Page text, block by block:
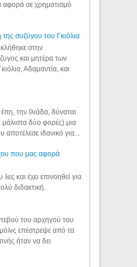
αφορά σε χρηματισμό
της συζύγου του Γκιόλια
στην
και μητέρα των
Αδαμαντία, και
την Ιλιάδα, δύναται
μάλιστα δύο φορές) μια
ιδανικό για...
που μας αφορά
και έχει επινοηθεί για
διδακτική.
του αρχηγού του
επέστρεψε από τα
ήταν να δει